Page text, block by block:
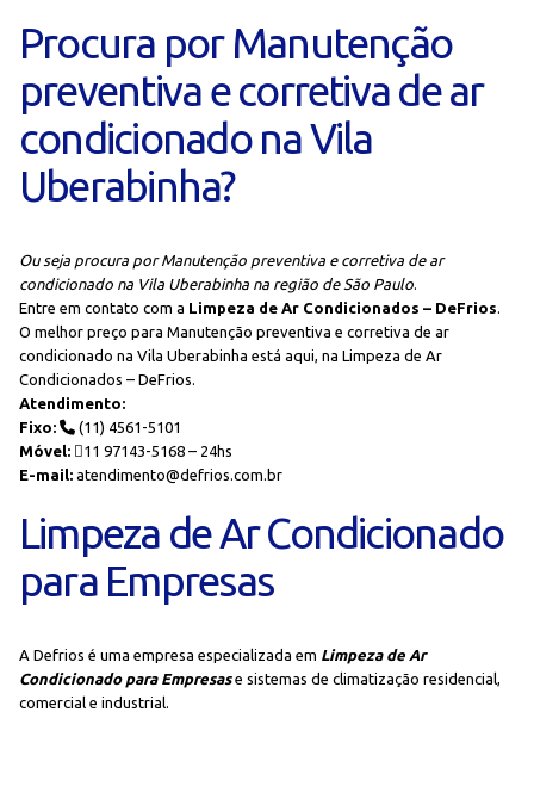
Procura por Manutenção
preventiva e corretiva de ar
condicionado na Vila
Uberabinha?
Ou seja procura por Manutenção preventiva e corretiva de ar
condicionado na Vila Uberabinha na região de São Paulo.
Entre em contato com a Limpeza de Ar Condicionados – DeFrios.
O melhor preço para Manutenção preventiva e corretiva de ar
condicionado na Vila Uberabinha está aqui, na Limpeza de Ar
Condicionados – DeFrios.
Atendimento:
Fixo:
(11) 4561-5101
Móvel:
11 97143-5168 – 24hs
E-mail: atendimento@defrios.com.br
Limpeza de Ar Condicionado
para Empresas
A Defrios é uma empresa especializada em Limpeza de Ar
Condicionado para Empresase sistemas de climatização residencial,
comercial e industrial.